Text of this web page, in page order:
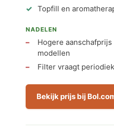
Topfill en
NADELEN
Hogere
modellen
Filter vraagt
Bekijk prijs bij